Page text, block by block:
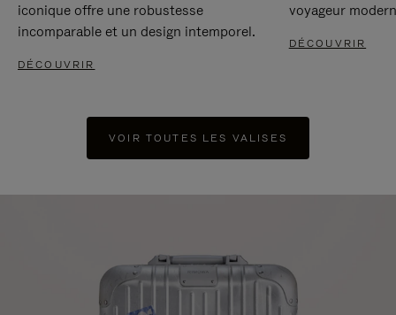
iconique offre une robustesse
incomparable et un design intemporel.
DÉCOUVRIR
voyageur
DÉCOUVRIR
VOIR TOUTES LES VALISES